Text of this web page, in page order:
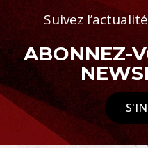
Suivez
ABONNEZ-